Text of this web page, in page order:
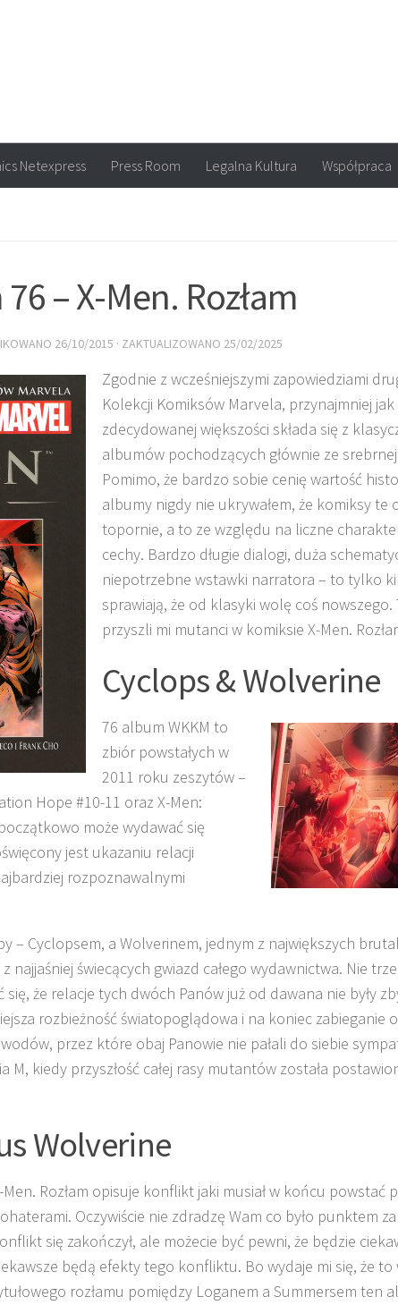
Netexpress Press Room Legalna Kultura Współpraca
– X-Men. Rozłam
26/10/2015 · ZAKTUALIZOWANO 25/02/2025
Zgodnie z wcześniejszymi zapowiedziami
Kolekcji Komiksów Marvela, przynajmniej
zdecydowanej większości składa się z
albumów pochodzących głównie ze
Pomimo, że bardzo sobie cenię wartość
albumy nigdy nie ukrywałem, że komiksy te
topornie, a to ze względu na liczne
cechy. Bardzo długie dialogi, duża
niepotrzebne wstawki narratora – to tylko
sprawiają, że od klasyki wolę coś
przyszli mi mutanci w komiksie X-Men.
Cyclops & Wolverine
76 album WKKM to
zbiór powstałych w
2011 roku zeszytów –
Hope #10-11 oraz X-Men:
może wydawać się
jest ukazaniu relacji
rozpoznawalnymi
– Cyclopsem, a Wolverinem, jednym z największych
najjaśniej świecących gwiazd całego wydawnictwa. Nie
że relacje tych dwóch Panów już od dawana nie były
rozbieżność światopoglądowa i na koniec zabieganie
przez które obaj Panowie nie pałali do siebie
M, kiedy przyszłość całej rasy mutantów została
Wolverine
Men. Rozłam opisuje konflikt jaki musiał w końcu powstać
Oczywiście nie zdradzę Wam co było punktem
się zakończył, ale możecie być pewni, że będzie
będą efekty tego konfliktu. Bo wydaje mi się, że to
rozłamu pomiędzy Loganem a Summersem ten